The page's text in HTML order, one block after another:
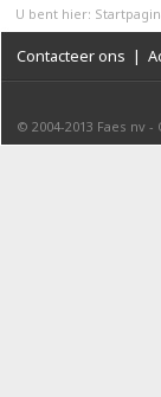
U bent hier:
Contacteer ons |
© 2004-2013 Faes nv -